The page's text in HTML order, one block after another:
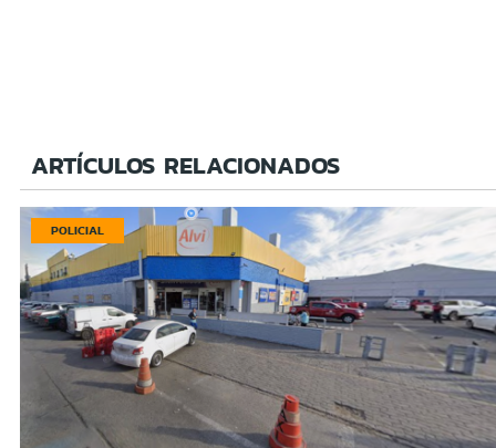
ARTÍCULOS RELACIONADOS
POLICIAL